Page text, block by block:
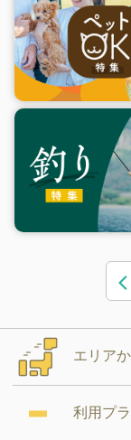
エリア
利用プ